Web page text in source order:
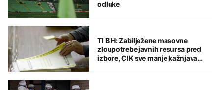
odluke
TI BiH: Zabilježene masovne
zloupotrebe javnih resursa pred
izbore, CIK sve manje kažnjava